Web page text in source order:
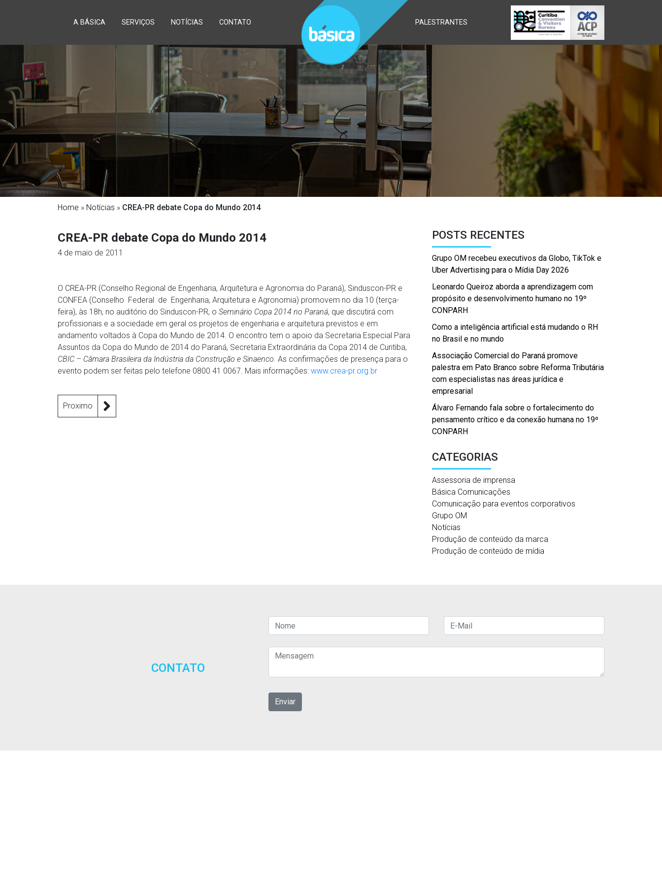
A BÁSICA SERVIÇOS NOTÍCIAS CONTATO PALESTRANTES
Home » Notícias » CREA-PR debate Copa do Mundo 2014
CREA-PR debate Copa do Mundo 2014
4 de maio de 2011
O CREA-PR (Conselho Regional de Engenharia, Arquitetura e Agronomia do Paraná), Sinduscon-PR e
CONFEA (Conselho Federal de Engenharia, Arquitetura e Agronomia) promovem no dia 10 (terça-
feira), às 18h, no auditório do Sinduscon-PR, o Seminário Copa 2014 no Paraná, que discutirá com
profissionais e a sociedade em geral os projetos de engenharia e arquitetura previstos e em
andamento voltados à Copa do Mundo de 2014. O encontro tem o apoio da Secretaria Especial Para
Assuntos da Copa do Mundo de 2014 do Paraná, Secretaria Extraordinária da Copa 2014 de Curitiba,
CBIC – Câmara Brasileira da Indústria da Construção e Sinaenco. As confirmações de presença para o
evento podem ser feitas pelo telefone 0800 41 0067. Mais informações: www.crea-pr.org.br
Proximo
POSTS RECENTES
Grupo OM recebeu executivos da Globo, TikTok e
Uber Advertising para o Mídia Day 2026
Leonardo Queiroz aborda a aprendizagem com
propósito e desenvolvimento humano no 19º
CONPARH
Como a inteligência artificial está mudando o RH
no Brasil e no mundo
Associação Comercial do Paraná promove
palestra em Pato Branco sobre Reforma Tributária
com especialistas nas áreas jurídica e
empresarial
Álvaro Fernando fala sobre o fortalecimento do
pensamento crítico e da conexão humana no 19º
CONPARH
CATEGORIAS
Assessoria de imprensa
Básica Comunicações
Comunicação para eventos corporativos
Grupo OM
Notícias
Produção de conteúdo da marca
Produção de conteúdo de mídia
CONTATO